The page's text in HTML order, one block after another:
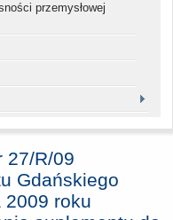
przemysłowej
27/R/09
Gdańskiego
2009 roku